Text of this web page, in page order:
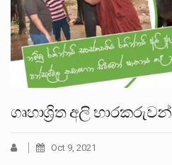
ගෘහාශ්‍රිත අලි
Oct 9, 2021